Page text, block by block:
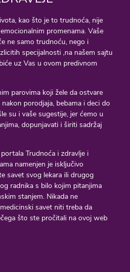
kao što je to trudnoća, nije
promenama. Vaše
ne samo trudnoću, nego i
specijalnosti ,na našem sajtu
uz Vas u ovom predivnom
parovima koji žele da ostvare
porodjaja, bebama i deci do
su i vaše sugestije, jer ćemo u
dopunjavati i širiti sadržaj
Trudnoća i zdravlje i
namenjen je isključivo
savet svog lekara ili drugog
radnika s bilo kojim pitanjima
stanjem. Nikada ne
savet niti treba da
što ste pročitali na ovoj web